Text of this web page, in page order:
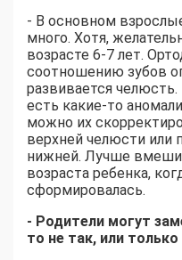
- В основном
много. Хотя,
возрасте 6-7 лет.
соотношению зубов
развивается
есть какие-то
можно их
верхней челюсти или
нижней. Лучше
возраста ребенка,
сформировалась.
- Родители могут
то не так, или